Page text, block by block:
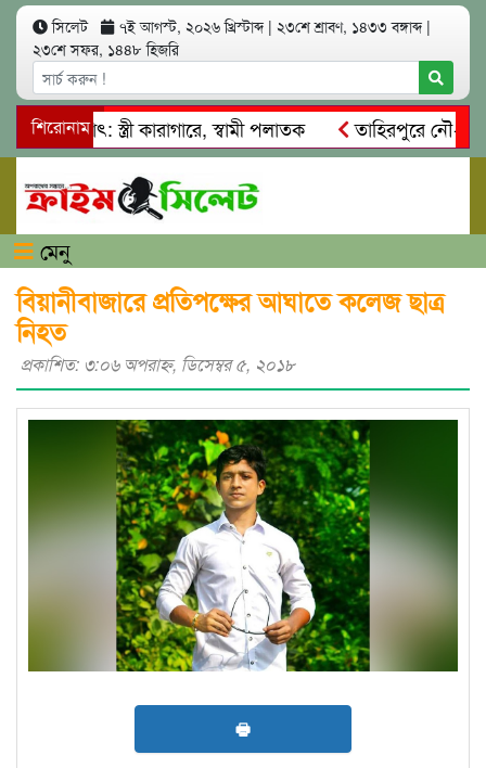
সিলেট ৭ই আগস্ট, ২০২৬ খ্রিস্টাব্দ | ২৩শে শ্রাবণ, ১৪৩৩ বঙ্গাব্দ |
২৩শে সফর, ১৪৪৮ হিজরি
শিরোনামস্ত্রী কারাগারে, স্বামী পলাতক
তাহিরপুরে নৌ-
মারধর
নগরীতে কোটি টাকার সম্পত্তি দখলের চেষ্টা:
মেনু
বিয়ানীবাজারে প্রতিপক্ষের আঘাতে কলেজ ছাত্র
নিহত
প্রকাশিত: ৩:০৬ অপরাহ্ণ, ডিসেম্বর ৫, ২০১৮
🖶